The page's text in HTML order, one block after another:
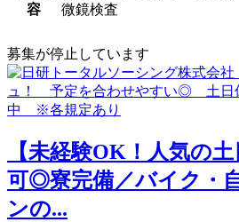
容
微鏡検査
募集が停止しています
【未経験OK！人気の
可◎寮完備／バイク・
ンの...